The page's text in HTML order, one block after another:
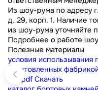
Из шоу-рума по адресу
д. 29, корп. 1. Наличие
из шоу-рума уточняйте
Подробнее о работе
Полезные материалы
условия использывания
изготовленных
МБ pdf Скачать